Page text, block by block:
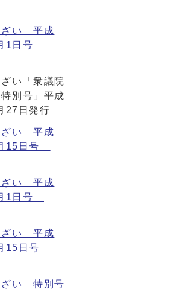
ざい 平成
1日号
い「衆議院
別号」平成
27日発行
ざい 平成
15日号
ざい 平成
1日号
ざい 平成
15日号
ざい 特別号